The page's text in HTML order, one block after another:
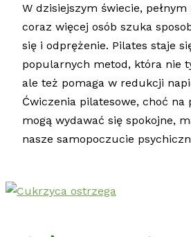
W dzisiejszym świecie,
coraz więcej osób szuka
się i odprężenie. Pilates staje
popularnych metod, która nie
ale też pomaga w redukcji
Ćwiczenia pilatesowe, choć
mogą wydawać się spokojne,
nasze samopoczucie